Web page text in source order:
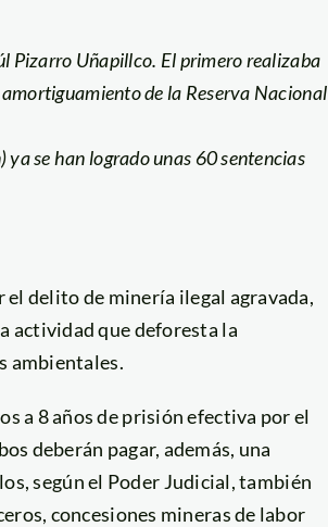
Pizarro Uñapillco. El primero realizaba
de la Reserva Nacional
se han logrado unas 60 sentencias
el delito de minería ilegal agravada,
actividad que deforesta la
ambientales.
a 8 años de prisión efectiva por el
deberán pagar, además, una
según el Poder Judicial, también
concesiones mineras de labor